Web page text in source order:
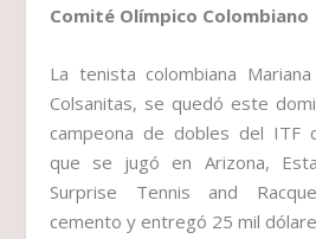
Comité Olímpico Colombiano
La tenista colombiana
Colsanitas, se quedó este
campeona de dobles del ITF
que se jugó en Arizona,
Surprise Tennis and
cemento y entregó 25 mil